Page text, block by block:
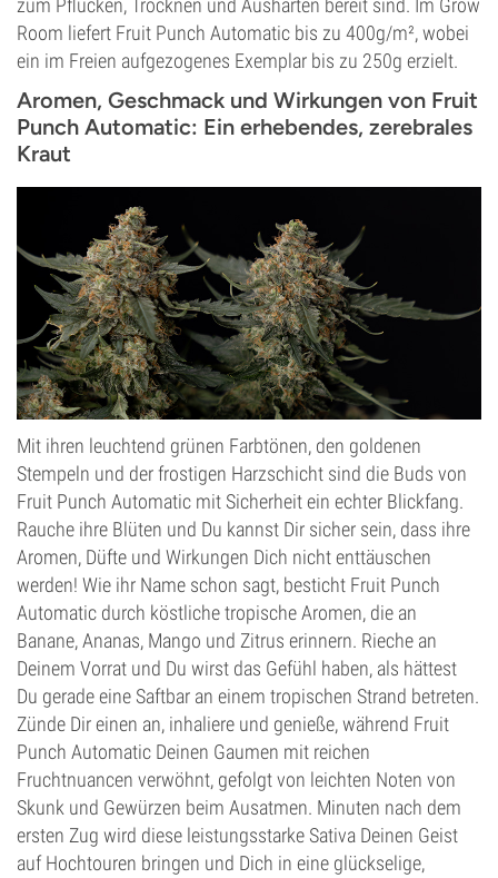
zum Pflücken, Trocknen und Aushärten bereit sind. Im Grow
Room liefert Fruit Punch Automatic bis zu 400g/m², wobei
ein im Freien aufgezogenes Exemplar bis zu 250g erzielt.
Aromen, Geschmack und Wirkungen von Fruit
Punch Automatic: Ein erhebendes, zerebrales
Kraut
Mit ihren leuchtend grünen Farbtönen, den goldenen
Stempeln und der frostigen Harzschicht sind die Buds von
Fruit Punch Automatic mit Sicherheit ein echter Blickfang.
Rauche ihre Blüten und Du kannst Dir sicher sein, dass ihre
Aromen, Düfte und Wirkungen Dich nicht enttäuschen
werden! Wie ihr Name schon sagt, besticht Fruit Punch
Automatic durch köstliche tropische Aromen, die an
Banane, Ananas, Mango und Zitrus erinnern. Rieche an
Deinem Vorrat und Du wirst das Gefühl haben, als hättest
Du gerade eine Saftbar an einem tropischen Strand betreten.
Zünde Dir einen an, inhaliere und genieße, während Fruit
Punch Automatic Deinen Gaumen mit reichen
Fruchtnuancen verwöhnt, gefolgt von leichten Noten von
Skunk und Gewürzen beim Ausatmen. Minuten nach dem
ersten Zug wird diese leistungsstarke Sativa Deinen Geist
auf Hochtouren bringen und Dich in eine glückselige,